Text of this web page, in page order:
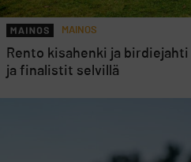
MAINOS
Rento kisahenki ja birdiejahti
ja finalistit selvillä